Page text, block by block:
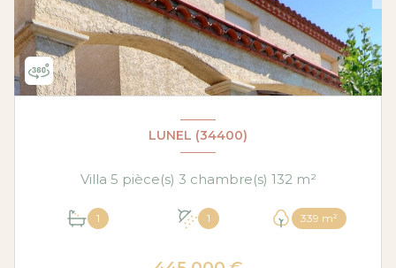
LUNEL (34400)
Villa 5 pièce(s) 3 chambre(s) 132 m²
1 1 339 m²